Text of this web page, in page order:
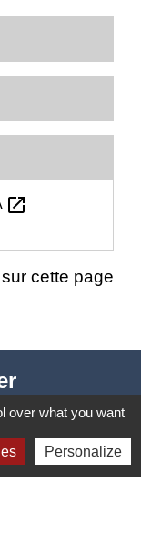
open_in_new
cette page
over what you want
Personalize